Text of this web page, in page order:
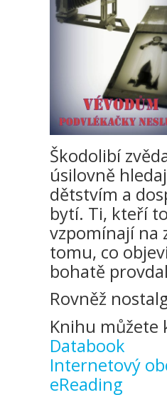
Škodolibí
úsilovně
dětstvím a
bytí. Ti, kteří
vzpomínají na
tomu, co
bohatě
Rovněž
Knihu můžete
Databook
Internetový
eReading